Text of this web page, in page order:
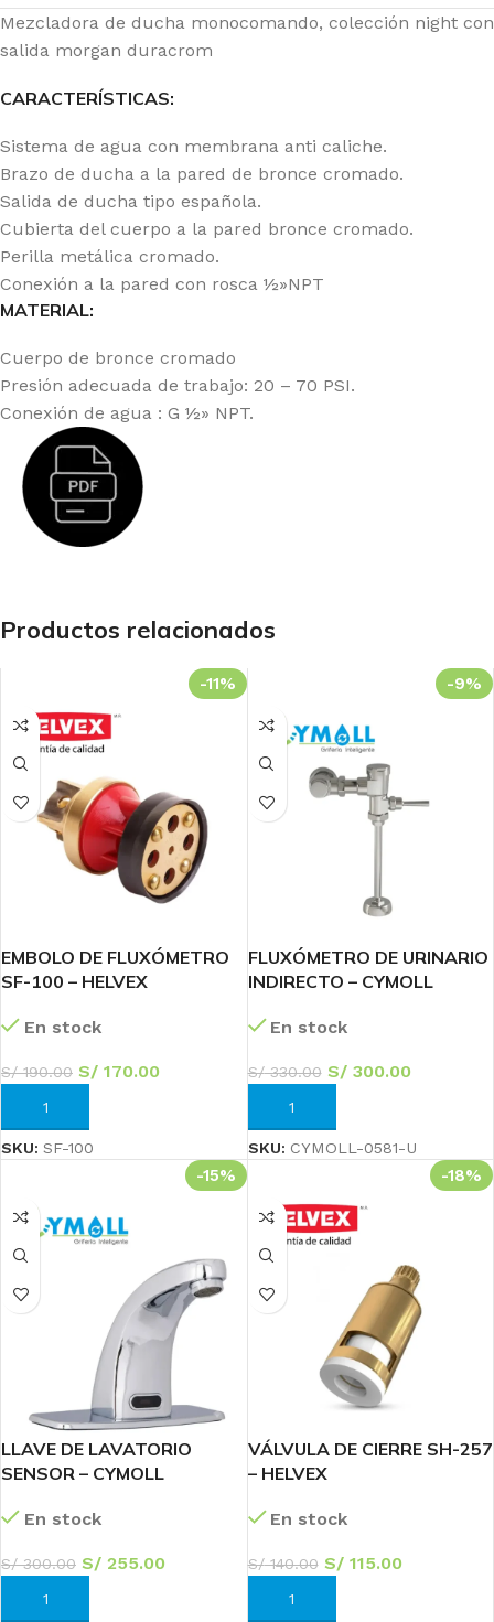
Mezcladora de ducha monocomando, colección night con
salida morgan duracrom
CARACTERÍSTICAS:
Sistema de agua con membrana anti caliche.
Brazo de ducha a la pared de bronce cromado.
Salida de ducha tipo española.
Cubierta del cuerpo a la pared bronce cromado.
Perilla metálica cromado.
Conexión a la pared con rosca ½»NPT
MATERIAL:
Cuerpo de bronce cromado
Presión adecuada de trabajo: 20 – 70 PSI.
Conexión de agua : G ½» NPT.
Productos relacionados
-11%
EMBOLO DE FLUXÓMETRO
SF-100 – HELVEX
En stock
S/190.00 S/ 170.00
AÑADIR AL CARRITO
SKU: SF-100
-9%
FLUXÓMETRO DE URINARIO
INDIRECTO – CYMOLL
En stock
S/330.00 S/300.00
AÑADIR AL CARRITO
SKU: CYMOLL-0581-U
-15%
LLAVE DE LAVATORIO
SENSOR – CYMOLL
En stock
S/300.00 S/ 255.00
AÑADIR AL CARRITO
-18%
VÁLVULA DE CIERRE SH-257
– HELVEX
En stock
S/140.00 S/115.00
AÑADIR AL CARRITO